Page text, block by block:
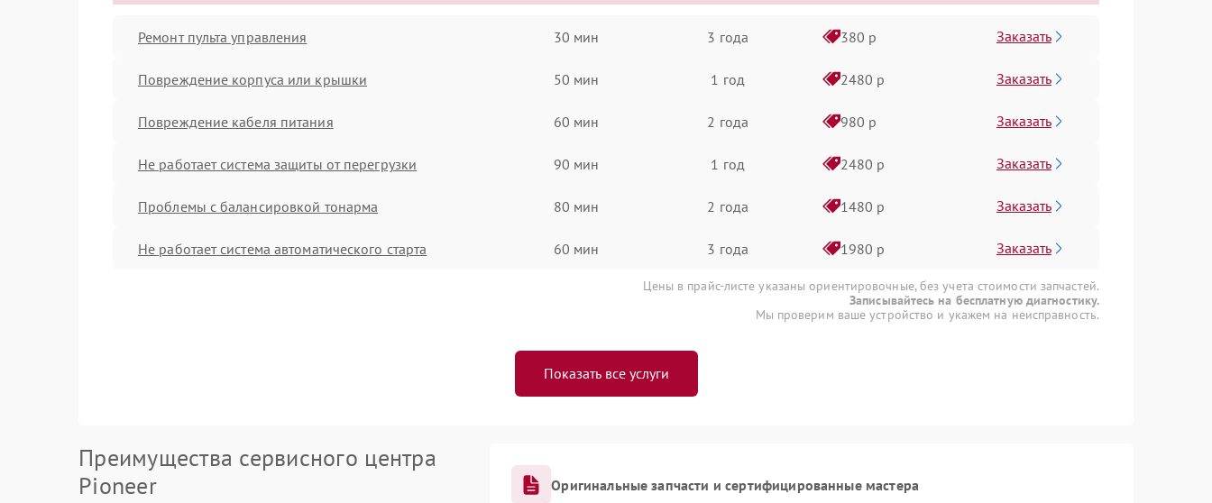
Ремонт пульта управления 30 мин 3 года 380 р Заказать
Повреждение корпуса или крышки 50 мин 1 год 2480 р Заказать
Повреждение кабеля питания 60 мин 2 года 980 р Заказать
Не работает система защиты от перегрузки 90 мин 1 год 2480 р Заказать
Проблемы с балансировкой тонарма 80 мин 2 года 1480 р Заказать
Не работает система автоматического старта 60 мин 3 года 1980 р Заказать
Цены в прайс-листе указаны ориентировочные, без учета стоимости запчастей.
Записывайтесь на бесплатную диагностику.
Мы проверим ваше устройство и укажем на неисправность.
Показать все услуги
Преимущества сервисного центра
Pioneer
Оригинальные запчасти и сертифицированные мастера